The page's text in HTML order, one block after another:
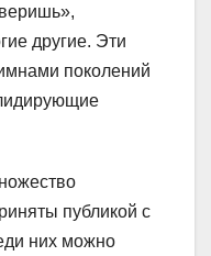
другие. Эти
поколений
публикой с
них можно